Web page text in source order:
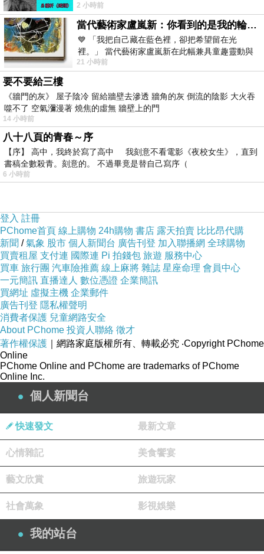
準備進入當晚的住宿房間啦~2F四人房-膨鬆的胖，這名稱取得超可愛
的，這個胖等於麵包嗎？
如果是的話，等等跟大家講解一下，為何叫膨鬆的胖。
四人房兩張大床，床應當是訂作的，一天的趕路+安妮家夜晚的寧靜+舒
服大床= 一覺到天亮！
膨鬆的胖室內空間滿寬廣的，加上有張灰色沙發區，等於另類發呆亭
(笑)。加人時，也能放下當成小床。
電視櫃、化妝檯、冷熱水、杯子、沐浴、大小毛巾、洗髮、牙膏刷均俱
備。
不知怎的，雙人床的裙擺模樣，讓我覺得它好像穿了件褲裙耶^^
對了，我一定要提一下~安妮的家房間內有個超大優點，就是預備超多
插座，且夠臨近。
以往前往民宿或飯店，有時總是為了插座會抓狂，遇過最少只給一個插
座xd，光是d7000及note就滿了！ 安妮家不用怕插座不夠，大家各充各
的完全不會吵架。
浴室採分離式獨立淋浴空間，牆上磁磚堤花，讓牆壁變得典雅柔情般有
美感。
光置物底座就吸引了我的目光"去旅行"，是的！紫川琪灩正在旅行。
是只會到處甩鍋的雙標團隊，最近民進黨
2 小時前
當代藝術家盧嵐新：你看到的是我的輪廓，還是你的故事？——藏在藍色裡的希望與光
💙 「我把自己藏在藍色裡，卻把希望留在光
裡。」 當代藝術家盧嵐新在此幅兼具童趣靈動與
抽象韻味的新作中，用湛藍的羽翼般色塊包覆著
21 小時前
要不要給三樓
《牆門的灰》 屋子陰冷 留給牆壁去滲透 牆角的灰 倒流的陰影 大火吞
噬不了 空氣瀰漫著 燒焦的虛無 牆壁上的門
14 小時前
八十八頁的青春～序
【序】 高中，我終於寫了高中 我刻意不看電影《夜校女生》，直到
書稿全數殺青。刻意的。 不過畢竟是替自己寫序（
6 小時前
登入 註冊
PChome首頁 線上購物 24h購物 書店 露天拍賣 比比昂代購
新聞 /氣象 股市 個人新聞台 廣告刊登 加入聯播網 全球購物
買賣租屋 支付連 國際連 Pi 拍錢包 旅遊 服務中心
買車 旅行團 汽車險推薦 線上麻將 雜誌 星座命理 會員中心
一元簡訊 直播達人 數位憑證 企業簡訊
買網址 虛擬主機 企業郵件
廣告刊登 隱私權聲明
消費者保護 兒童網路安全
About PChome 投資人聯絡 徵才
著作權保護 ｜網路家庭版權所有、轉載必究 ‧Copyright PChome
Online
PChome Online and PChome are trademarks of PChome
Online Inc.
個人新聞台
快速發文 最新文章
心情雜記 美食饗宴
藝文欣賞 旅遊玩家
社會萬象 影視娛樂
我的站台